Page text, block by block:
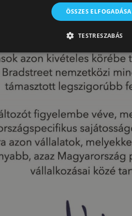
ÖSSZES ELFOGADÁSA
TESTRESZABÁS
TELJESÍTMÉNY CÉLZÁS
sütiket annak nyomon követésére használják,
közvetlen azonosítására.
Lejárat Leírás
1 év 1
Ezt a cookie-t a Google Analytics
azonosítóként. A webhely minden
látogatói, munkamenet- és